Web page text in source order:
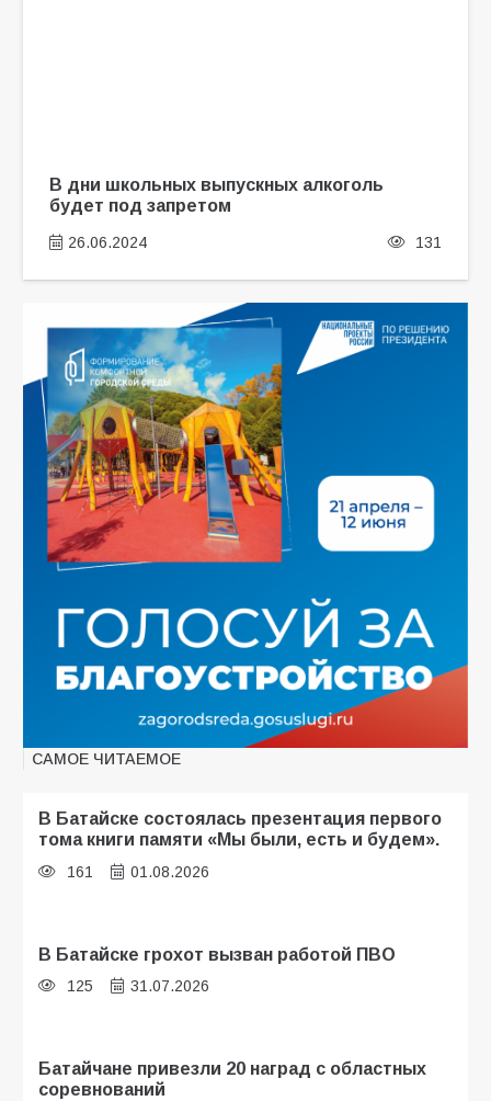
В дни школьных выпускных алкоголь
будет под запретом
26.06.2024 131
САМОЕ ЧИТАЕМОЕ
В Батайске состоялась презентация первого
тома книги памяти «Мы были, есть и будем».
161 01.08.2026
В Батайске грохот вызван работой ПВО
125 31.07.2026
Батайчане привезли 20 наград с областных
соревнований